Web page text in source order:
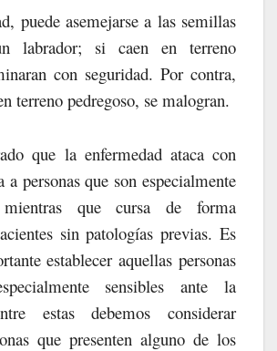
puede asemejarse a las semillas
labrador; si caen en terreno
con seguridad. Por contra,
terreno pedregoso, se malogran.
que la enfermedad ataca con
a personas que son especialmente
mientras que cursa de forma
sin patologías previas. Es
establecer aquellas personas
sensibles ante la
estas debemos considerar
que presenten alguno de los